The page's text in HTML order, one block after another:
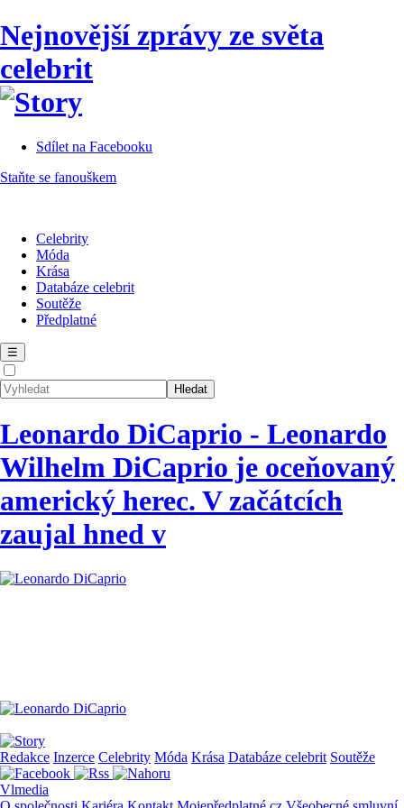
Nejnovější zprávy ze světa
celebrit
Sdílet na Facebooku
Staňte se fanouškem
Celebrity
Móda
Krása
Databáze celebrit
Soutěže
Předplatné
☰
Leonardo DiCaprio - Leonardo
Wilhelm DiCaprio je oceňovaný
americký herec. V začátcích
zaujal hned v
Redakce Inzerce Celebrity Móda Krása Databáze celebrit Soutěže
Vlmedia